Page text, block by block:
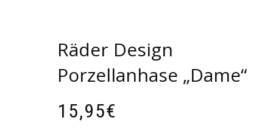
Räder Design
Porzellanhase „Dame“
15,95€